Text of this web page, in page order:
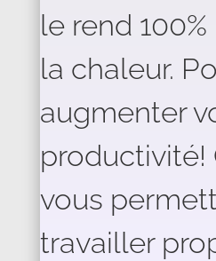
le rend
la chaleur.
augmenter
productivité!
vous
travailler